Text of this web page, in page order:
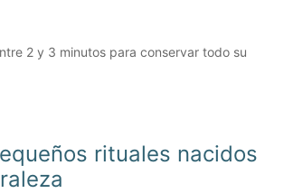
2 y 3 minutos para conservar todo su
rituales nacidos